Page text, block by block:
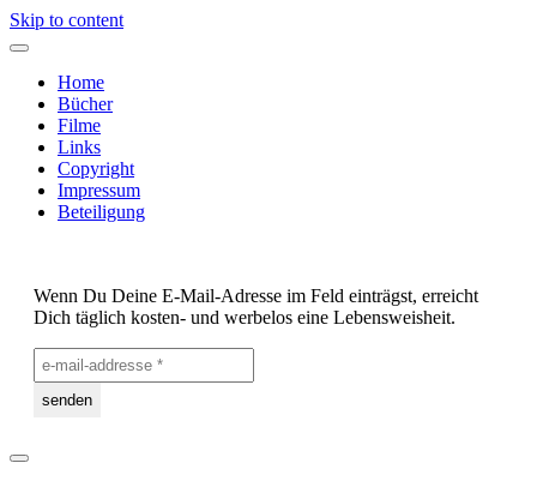
Skip to content
Home
Bücher
Filme
Links
Copyright
Impressum
Beteiligung
Wenn Du Deine E-Mail-Adresse im Feld einträgst, erreicht
Dich täglich kosten- und werbelos eine Lebensweisheit.